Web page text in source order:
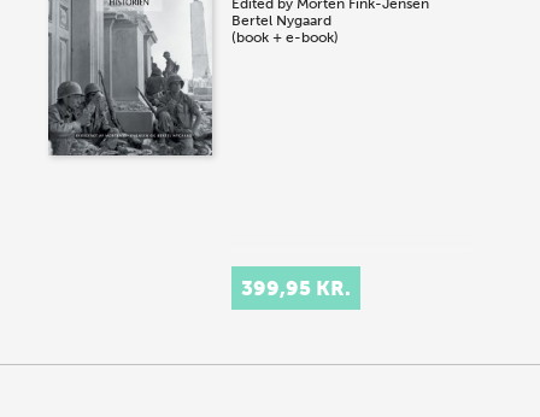
Edited by Morten Fink-Jensen
Bertel Nygaard
(book + e-book)
399,95 KR.